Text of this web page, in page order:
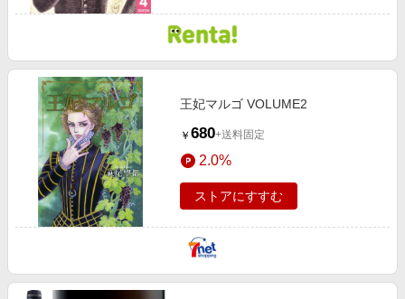
王妃マルゴ VOLUME2
￥ 680+送料固定
2.0%
ストアにすすむ